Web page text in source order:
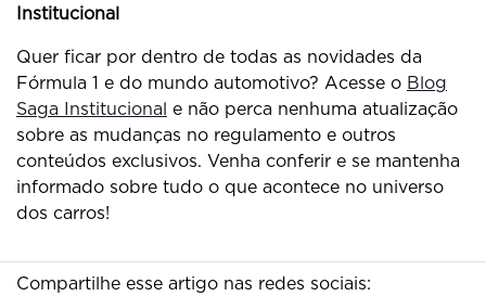
Institucional
Quer ficar por dentro de todas as novidades da
Fórmula 1 e do mundo automotivo? Acesse o Blog
Saga Institucional e não perca nenhuma atualização
sobre as mudanças no regulamento e outros
conteúdos exclusivos. Venha conferir e se mantenha
informado sobre tudo o que acontece no universo
dos carros!
Compartilhe esse artigo nas redes sociais: